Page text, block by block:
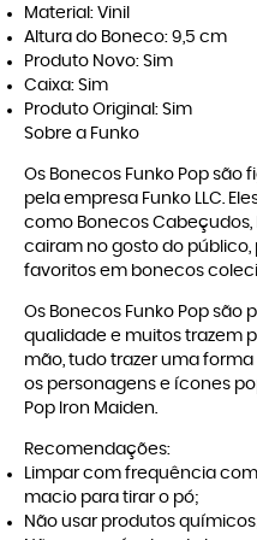
Material: Vinil
Altura do Boneco: 9,5 cm
Produto Novo: Sim
Caixa: Sim
Produto Original: Sim
Sobre a Funko
Os Bonecos Funko Pop são
pela empresa Funko LLC.
como Bonecos Cabeçudos,
cairam no gosto do público,
favoritos em bonecos
Os Bonecos Funko Pop são
qualidade e muitos trazem
mão, tudo trazer uma
os personagens e ícones
Pop Iron Maiden.
Recomendações:
Limpar com frequência
macio para tirar o pó;
Não usar produtos